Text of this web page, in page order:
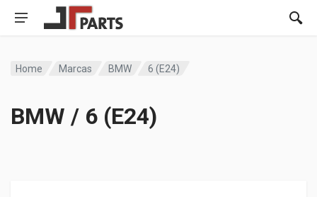
Home Marcas BMW 6 (E24)
BMW / 6 (E24)